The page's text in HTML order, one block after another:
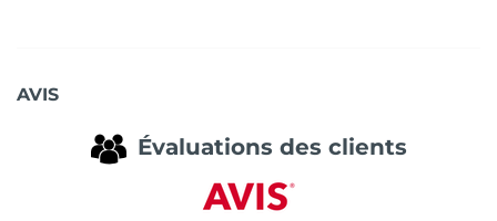
AVIS
Évaluations des clients